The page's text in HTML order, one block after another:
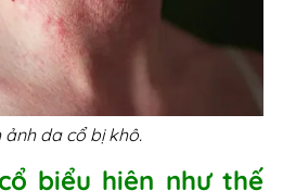
ảnh da cổ bị khô.
biểu hiện như thế